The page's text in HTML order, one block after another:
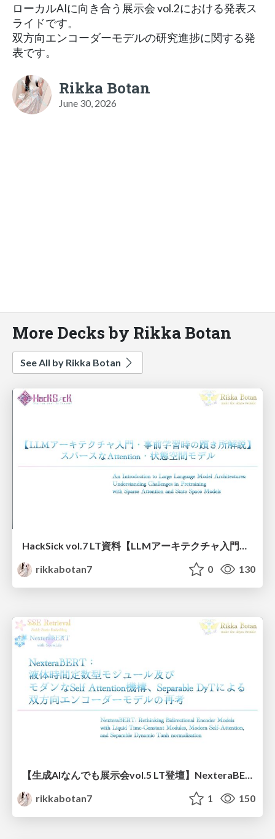
ローカルAIに向き合う展示会 vol.2における発表ス
ライドです。
双方向エンコーダーモデルの研究進捗に関する発
表です。
Rikka Botan
June 30, 2026
More Decks by Rikka Botan
See All by Rikka Botan
HackSick vol.7 LT資料【LLMアーキテクチャ入門・事前学習時の躓き所解説】 スパースなAttention・状態空間モデル
rikkabotan7
0 130
rikkabotan7
1 150